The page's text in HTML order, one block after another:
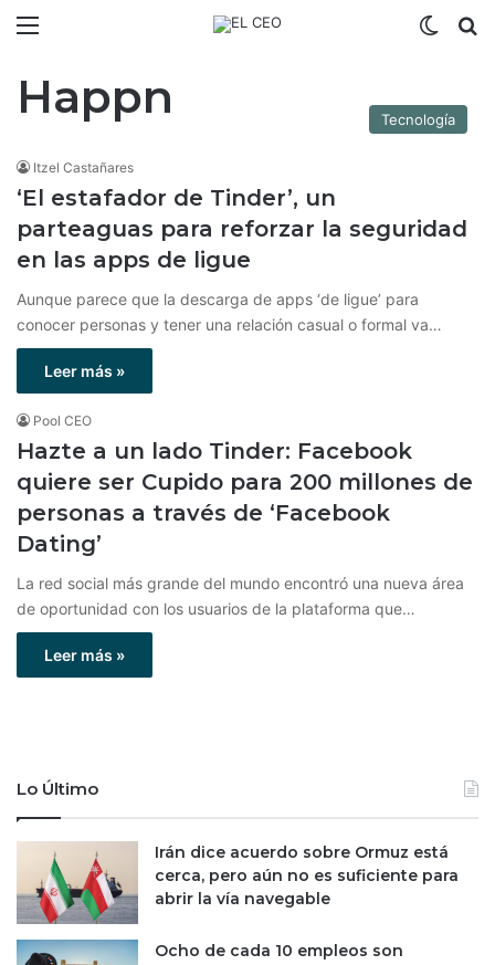
Happn Tecnología
Itzel Castañares
‘El estafador de Tinder’, un
parteaguas para reforzar la seguridad
en las apps de ligue
Aunque parece que la descarga de apps ‘de ligue’ para
conocer personas y tener una relación casual o formal va…
Leer más »
Pool CEO
Hazte a un lado Tinder: Facebook
quiere ser Cupido para 200 millones de
personas a través de ‘Facebook
Dating’
La red social más grande del mundo encontró una nueva área
de oportunidad con los usuarios de la plataforma que…
Leer más »
Lo Último
Irán dice acuerdo sobre Ormuz está
cerca, pero aún no es suficiente para
abrir la vía navegable
Ocho de cada 10 empleos son